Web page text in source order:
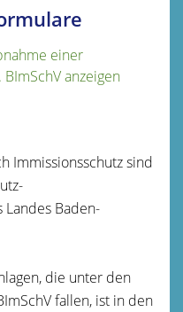
einer
anzeigen
Immissionsschutz sind
Baden-
die unter den
fallen, ist in den